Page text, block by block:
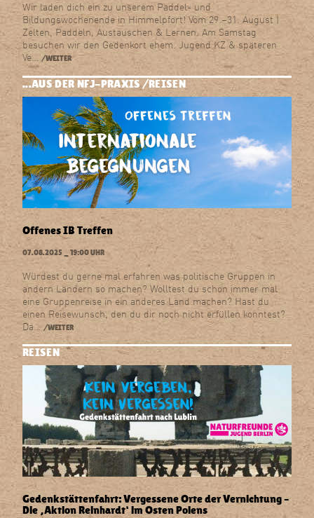
Wir laden dich ein zu unserem Paddel- und
Bildungswochenende in Himmelpfort! Vom 29.–31. August |
Zelten, Paddeln, Austauschen & Lernen. Am Samstag
besuchen wir den Gedenkort ehem. Jugend KZ & späteren
Ve…
/WEITER
...AUS DER NFJ-PRAXIS REISEN
Offenes IB Treffen
07.08.2025 _ 19:00 UHR
Würdest du gerne mal erfahren was politische Gruppen in
andern Ländern so machen? Wolltest du schon immer mal
eine Gruppenreise in ein anderes Land machen? Hast du
einen Reisewunsch, den du dir noch nicht erfüllen konntest?
Da… /WEITER
REISEN
Gedenkstättenfahrt: Vergessene Orte der Vernichtung –
Die ‚Aktion Reinhardt‘ im Osten Polens